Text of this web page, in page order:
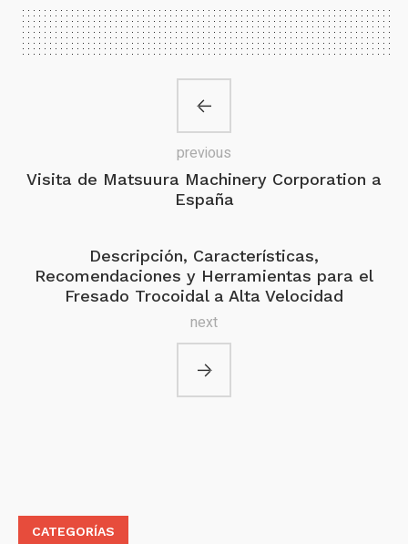
Visita de Matsuura Machinery Corporation a
España
previous
Descripción, Características,
Recomendaciones y Herramientas para el
Fresado Trocoidal a Alta Velocidad
next
CATEGORÍAS